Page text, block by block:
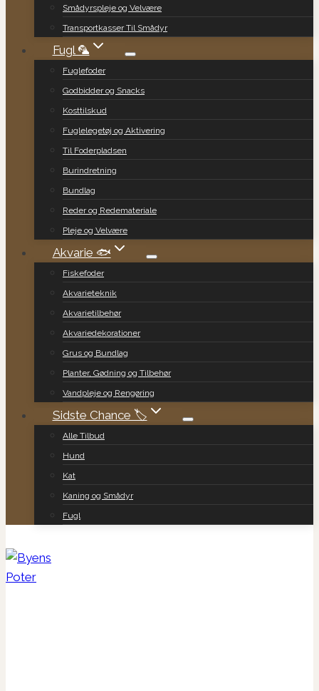
Smådyrspleje og Velvære
Transportkasser Til Smådyr
Fugl 🦜
Fuglefoder
Godbidder og Snacks
Kosttilskud
Fuglelegetøj og Aktivering
Til Foderpladsen
Burindretning
Bundlag
Reder og Redemateriale
Pleje og Velvære
Akvarie 🐟
Fiskefoder
Akvarieteknik
Akvarietilbehør
Akvariedekorationer
Grus og Bundlag
Planter, Gødning og Tilbehør
Vandpleje og Rengøring
Sidste Chance 🏷️
Alle Tilbud
Hund
Kat
Kaning og Smådyr
Fugl